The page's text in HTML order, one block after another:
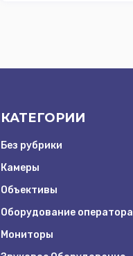
КАТЕГОРИИ
Без рубрики
Камеры
Объективы
Оборудование оператора
Мониторы